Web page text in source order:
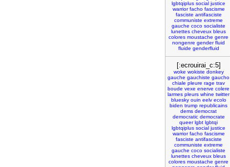
lgbtqiplus social justice
warrior facho fascisme
fasciste antifasciste
communiste extreme
gauche coco socialiste
lunettes cheveux bleus
colores moustache genre
nongenre gender fluid
fluide genderfluid
[:ecrouirai_c:5]
woke wokiste donkey
gauche gauchiste gaucho
chiale pleure rage trav
boude vexe enerve colere
larmes pleurs whine twitter
bluesky ouin eelv ecolo
biden trump republicains
dems democrat
democratic democrate
queer lgbt lgbtqi
lgbtqiplus social justice
warrior facho fascisme
fasciste antifasciste
communiste extreme
gauche coco socialiste
lunettes cheveux bleus
colores moustache genre